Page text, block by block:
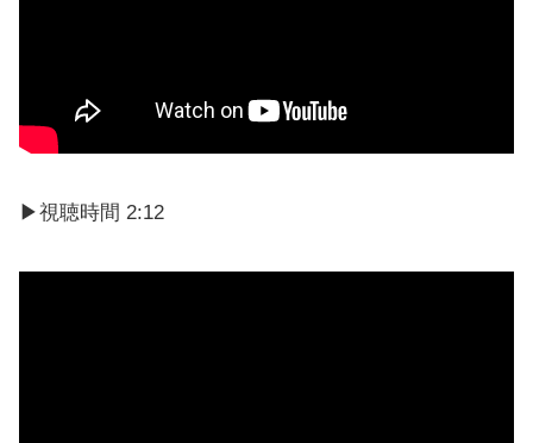
▶︎視聴時間 2:12